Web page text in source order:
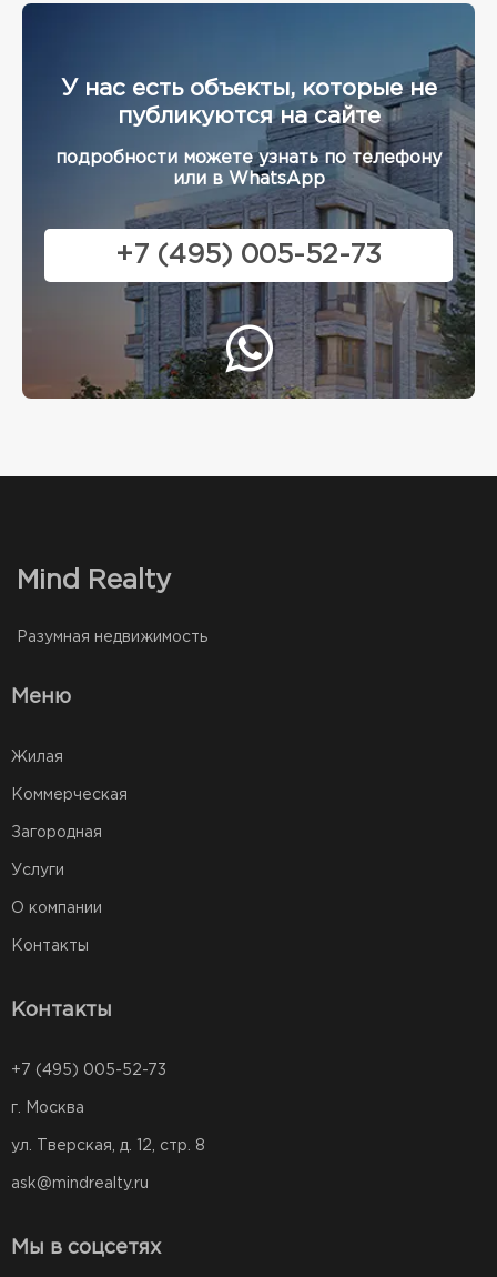
У нас есть объекты, которые не
публикуются на сайте
подробности можете узнать по телефону
или в WhatsApp
+7 (495) 005-52-73
Mind Realty
Разумная недвижимость
Меню
Жилая
Коммерческая
Загородная
Услуги
О компании
Контакты
Контакты
+7 (495) 005-52-73
г. Москва
ул. Тверская, д. 12, стр. 8
ask@mindrealty.ru
Мы в соцсетях